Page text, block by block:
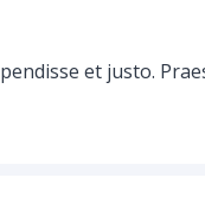
et justo.